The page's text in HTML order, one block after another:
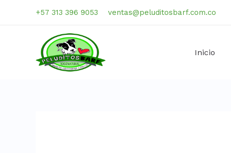
+57 313 396 9053 ventas@peluditosbarf.com.co
Inicio